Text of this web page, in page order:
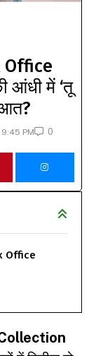
Office
आंधी में ‘तू
9:45 PM 0
Office